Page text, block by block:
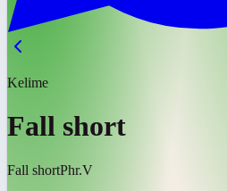
Kelime
Fall short
Fall shortPhr.V